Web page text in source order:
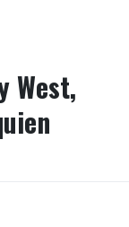
West,